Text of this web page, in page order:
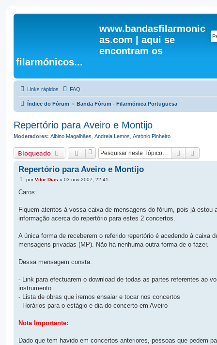
www.bandasfilarmonic
as.com | aqui se
encontram os
filarmónicos...
Links rápidos FAQ
Índice do Fórum Banda Fórum - Filarmónica Portuguesa
Repertório para Aveiro e Montijo
Moderadores: Albino Magalhães Andreia Lemos António Pinheiro
Bloqueado Pesquisar
Repertório para Aveiro e Montijo
M
n
g
e
m
porVitor Dias » 03 nov 2007, 22:41
Caros:
Fiquem atentos à vossa caixa de mensagens do fórum, pois já estou
informação acerca do repertório para estes 2 concertos.
A única forma de receberem o referido repertório é acedendo à caixa
mensagens privadas (MP). Não há nenhuma outra forma de o fazer.
Dessa mensagem consta:
- Link para efectuarem o download de todas as partes referentes ao
instrumento
- Lista de obras que iremos ensaiar e tocar nos concertos
- Horários para o estágio e dia do concerto em Aveiro
Nota Importante:
Dado que tem havido em concertos anteriores, pessoas que pedem